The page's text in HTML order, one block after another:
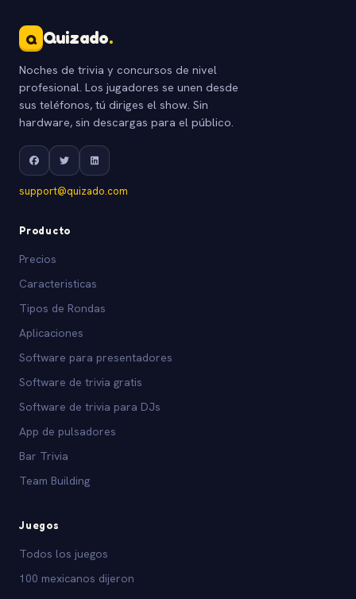
Q Quizado.
Noches de trivia y concursos de nivel
profesional. Los jugadores se unen desde
sus teléfonos, tú diriges el show. Sin
hardware, sin descargas para el público.
support@quizado.com
Producto
Precios
Caracteristicas
Tipos de Rondas
Aplicaciones
Software para presentadores
Software de trivia gratis
Software de trivia para DJs
App de pulsadores
Bar Trivia
Team Building
Juegos
Todos los juegos
100 mexicanos dijeron